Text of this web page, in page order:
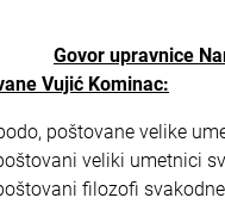
Govor upravnice
Vujić Kominac:
poštovane velike
veliki umetnici
filozofi